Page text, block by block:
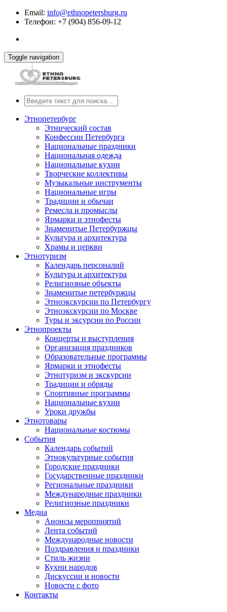
Email: info@ethnopetersburg.ru
Телефон: +7 (904) 856-09-12
Toggle navigation
Этнопетербург
Этнический состав
Конфессии Петербурга
Национальные праздники
Национальная одежда
Национальные кухни
Творческие коллективы
Музыкальные инструменты
Национальные игры
Традиции и обычаи
Ремесла и промыслы
Ярмарки и этнофесты
Знаменитые Петербуржцы
Культура и архитектура
Храмы и церкви
Этнотуризм
Календарь персоналий
Культура и архитектура
Религиозные объекты
Знаменитые петербуржцы
Этноэкскурсии по Петербургу
Этноэкскурсии по Москве
Туры и эксурсии по России
Этнопроекты
Концерты и выступления
Организация праздников
Образовательные программы
Ярмарки и этнофесты
Этнотуризм и экскурсии
Традиции и обряды
Спортивные программы
Национальные кухни
Уроки дружбы
Этнотовары
Национальные костюмы
События
Календарь событий
Этнокультурные события
Городские праздники
Государственные праздники
Региональные праздники
Международные праздники
Религиозные праздники
Медиа
Анонсы мероприятий
Лента событий
Международные новости
Поздравления и праздники
Cтиль жизни
Кухни народов
Дискуссии и новости
Новости с фото
Контакты